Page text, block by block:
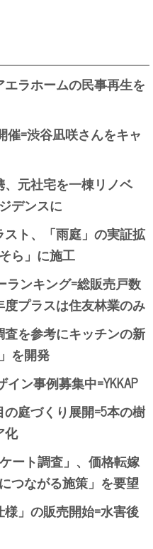
ラホームの民事再生を
催=渋谷凪咲さんをキャ
元社宅を一棟リノベ
デンスに
ト、「雨庭」の実証拡
ら」に施工
ランキング=総販売戸数
プラスは住友林業のみ
を参考にキッチンの新
を開発
ン事例募集中=YKKAP
庭づくり展開=5本の樹
化
ート調査」、価格転嫁
つながる施策」を要望
」の販売開始=水害後